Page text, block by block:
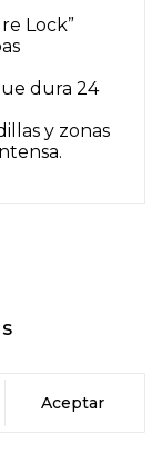
Lock”
dura 24
y zonas